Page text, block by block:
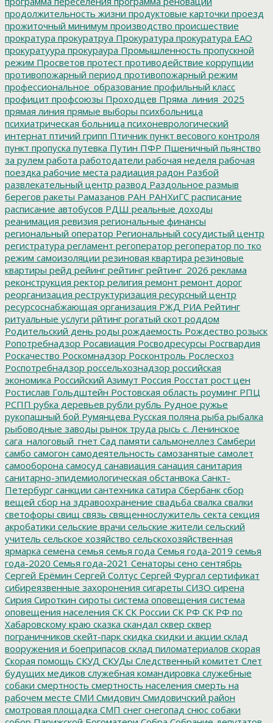
продолжительность жизни продуктовые карточки проезд
прожиточный минимум производство происшествие
прократура прокуратруа Прокуратура прокуратура ЕАО
прокуратуура прокураура Промышленность пропускной
режим Просветов протест противодействие коррупции
противопожарный период противопожарный режим
профессиональное_образование профильный класс
профицит профсоюзы Проходцев Пряма_линия_2025
прямая линия прямые выборы психбольница
психиатрическая больница психоневрологический
интернат птичий грипп Птичник пункт весового контроля
пункт пропуска путевка Путин ПФР Пшеничный пьянство
за рулем работа работодатели рабочая неделя рабочая
поездка рабочие места радиация радон Разбой
развлекательный центр развод Раздольное размыв
берегов ракеты Рамазанов РАН РАНХиГС расписание
расписание автобусов РДШ реальные доходы
реанимация ревизия региональные финансы
региональный оператор Региональный сосудистый центр
регистратура регламент регоператор регоператор по тко
режим самоизоляции резиновая квартира резиновые
квартиры рейд рейинг рейтинг рейтинг_2026 реклама
реконструкция ректор религия ремонт ремонт дорог
реорганизация реструктуризация ресурсный центр
ресурсоснабжающая организация РЖД РИА Рейтинг
ритуальные услуги рйтинг рогатый скот роддом
Родительский день роды рождаемость Рождество розыск
Ропотребнадзор Росавиация Росводресурсы Росгвардия
Роскачество Роскомнадзор Росконтроль Рослесхоз
Роспотребнадзор россельхознадзор российская
экономика Российский Азимут Россия Росстат рост цен
Ростислав Гольдштейн Ростовская область роуминг РПЦ
РСПП рубка деревьев рубли рубль Рудное ружье
рукопашный бой Румянцева Русская поляна рыба рыбалка
рыбоводные заводы рынок труда рысь с. Ленинское
сага_налоговый_гнет Сад памяти сальмонеллез Самбери
самбо самогон самодеятельность самозанятые самолет
самооборона самосуд санавиация санация санитария
санитарно-эпидемиологическая обстанвока Санкт-
Петербург санкции сантехника сатира Сбербанк сбор
вещей сбор на здравоохранение свадьба свалка свалки
светофоры свищ связь священнослужитель секта секция
акробатики сельские врачи сельские жители сельский
учитель сельское хозяйство сельскохозяйственная
ярмарка семена семья семья года Семья года-2019 семья
года-2020 Семья года-2021 Сенаторы сено сентябрь
Сергей Ерёмин Сергей Солтус Сергей Фургал сертификат
сибиреязвенные захоронения сигареты СИЗО сирена
Сирия Сироткин сироты система оповещения система
оповещения населения СК СК России СК РФ СК РФ по
Хабаровскому краю сказка скандал сквер сквер
пограничников скейт-парк скидка скидки и акции склад
вооружения и боеприпасов склад пиломатериалов скорая
Скорая помощь СКУД СКУДы Следственный комитет Слет
будущих медиков служебная командировка служебные
собаки смертность смертность населения смерть на
рабочем месте СМИ Смидович Смидовичский район
смотровая площадка СМП снег снегопад снюс собаки